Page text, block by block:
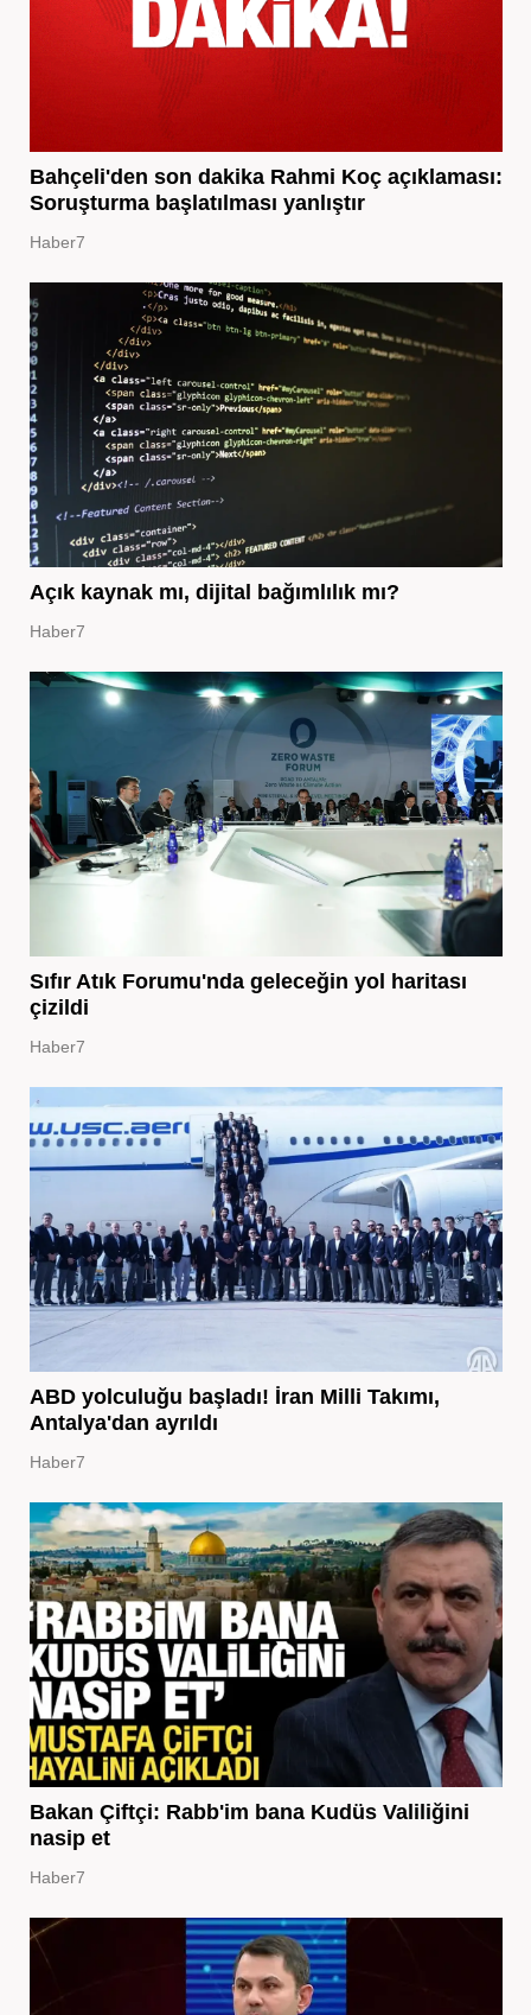
Bahçeli'den son dakika Rahmi Koç açıklaması:
Soruşturma başlatılması yanlıştır
Haber7
Açık kaynak mı, dijital bağımlılık mı?
Haber7
Sıfır Atık Forumu'nda geleceğin yol haritası
çizildi
Haber7
ABD yolculuğu başladı! İran Milli Takımı,
Antalya'dan ayrıldı
Haber7
Bakan Çiftçi: Rabb'im bana Kudüs Valiliğini
nasip et
Haber7